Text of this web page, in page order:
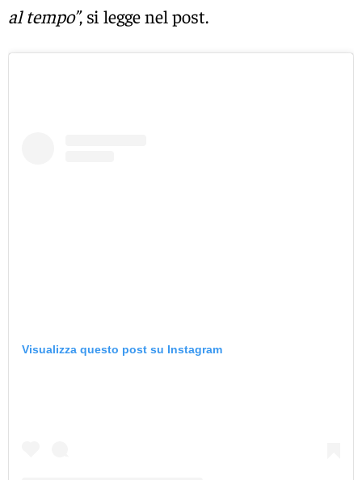
al tempo”, si legge nel post.
Visualizza questo post su Instagram